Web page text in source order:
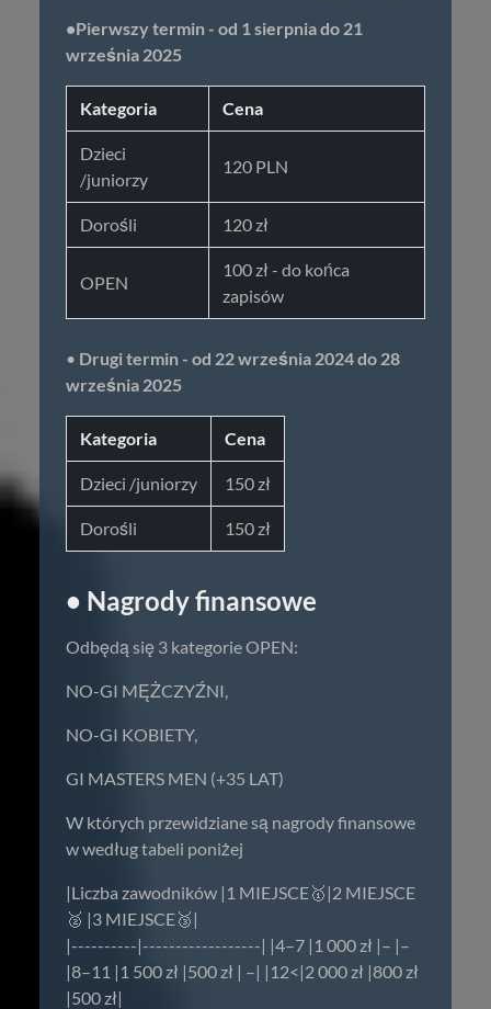
•Pierwszy termin - od 1 sierpnia do 21
września 2025
Kategoria Cena
Dzieci
/juniorzy
120 PLN
Dorośli 120 zł
OPEN
100 zł - do końca
zapisów
• Drugi termin - od 22 września 2024 do 28
września 2025
Kategoria Cena
Dzieci /juniorzy 150 zł
Dorośli 150 zł
• Nagrody finansowe
Odbędą się 3 kategorie OPEN:
NO-GI MĘŻCZYŹNI,
NO-GI KOBIETY,
GI MASTERS MEN (+35 LAT)
W których przewidziane są nagrody finansowe
w według tabeli poniżej
|Liczba zawodników |1 MIEJSCE🥇|2 MIEJSCE
🥈 |3 MIEJSCE🥉|
|----------|------------------| |4–7 |1 000 zł |– |–
|8–11 |1 500 zł |500 zł | –| |12<|2 000 zł |800 zł
|500 zł|